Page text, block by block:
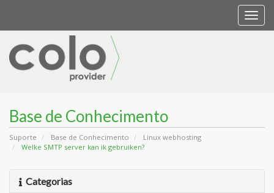
Base de Conhecimento
Suporte Base de Conhecimento
Linux webhosting
Welke SMTP server kan ik gebruiken?
Categorias